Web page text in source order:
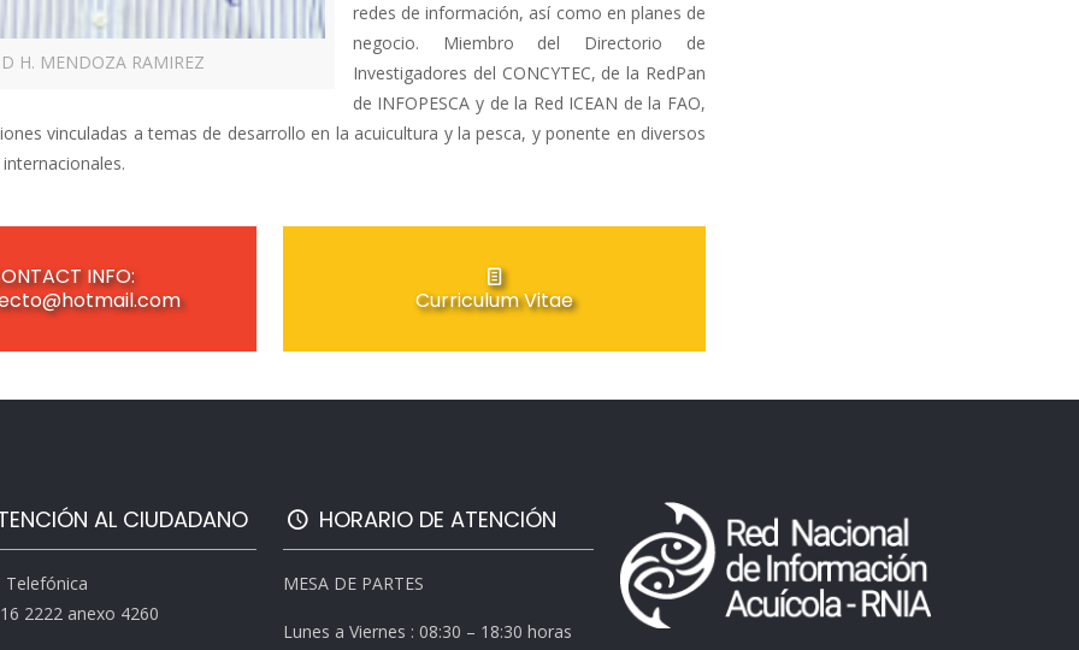
H. MENDOZA RAMIREZ
redes de información, así como en planes de
negocio. Miembro del Directorio de
Investigadores del CONCYTEC, de la RedPan
de INFOPESCA y de la Red ICEAN de la FAO,
vinculadas a temas de desarrollo en la acuicultura y la pesca, y ponente en diversos
INFO:
Curriculum Vitae
AL CIUDADANO
Telefónica
2222 anexo 4260
HORARIO DE ATENCIÓN
MESA DE PARTES
Lunes a Viernes : 08:30 – 18:30 horas